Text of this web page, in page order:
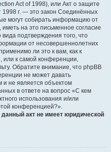
Act of 1998), или Акт о защите
1998 г. — это закон Соединённых
могут собирать информацию от
на это письменное согласие
подтверждения того, что
от несовершеннолетних
ли это к вам, как к
или к самой конференции,
Обратите внимание, что phpBB
не может давать
не является объектом
в ответе на вопрос «С кем
использования и/или
конференцией?».
акт не имеет юридической